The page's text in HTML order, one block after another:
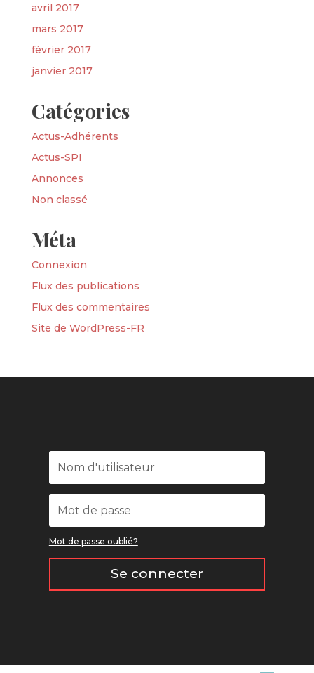
avril 2017
mars 2017
février 2017
janvier 2017
Catégories
Actus-Adhérents
Actus-SPI
Annonces
Non classé
Méta
Connexion
Flux des publications
Flux des commentaires
Site de WordPress-FR
Mot de passe oublié?
Se connecter